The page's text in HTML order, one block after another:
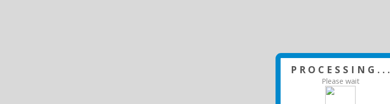
P R O C E S S I N G . . .
Please wait